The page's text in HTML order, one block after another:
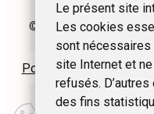
Modifier
© 2024 Fédération
Politique de
Le présent site
Les cookies
sont nécessaires
site Internet et
refusés.
des fins